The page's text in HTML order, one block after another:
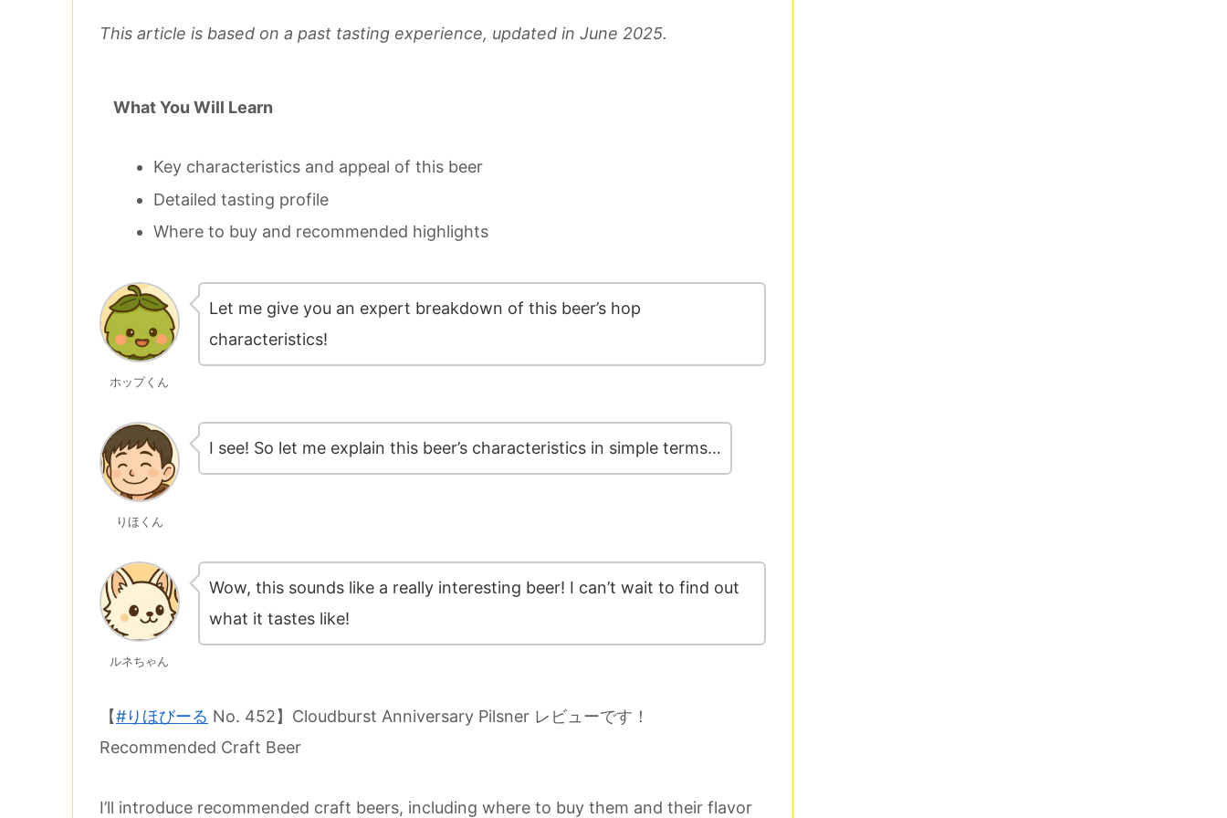
This article is based on a past tasting experience, updated in June 2025.
What You Will Learn
Key characteristics and appeal of this beer
Detailed tasting profile
Where to buy and recommended highlights
ホップくん
Let me give you an expert breakdown of this beer’s hop
characteristics!
りほくん
I see! So let me explain this beer’s characteristics in simple terms…
ルネちゃん
Wow, this sounds like a really interesting beer! I can’t wait to find out
what it tastes like!
【#りほびーる No. 452】Cloudburst Anniversary Pilsner レビューです！
Recommended Craft Beer
I’ll introduce recommended craft beers, including where to buy them and their flavor